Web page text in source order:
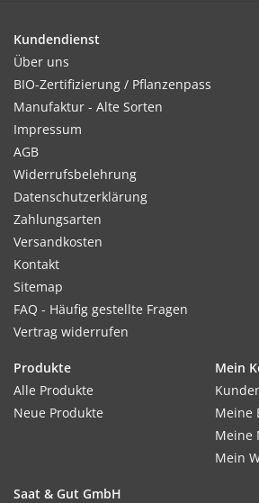
Ernte / Blüte:
Nach 5 – 7 Tagen.
Verwendung:
Sprossen und Keimlinge können sehr
verschiedensten Gerichten und als
Suppen verwendet werden. Ebenfalls
zum Verzieren von Speisen geeignet.
Tipp:
Geschmack.
Inhalt:
Kundendienst
Über uns
BIO-Zertifizierung / Pflanzenpass
Manufaktur - Alte Sorten
Impressum
AGB
Widerrufsbelehrung
Datenschutzerklärung
Zahlungsarten
Versandkosten
Kontakt
Sitemap
FAQ - Häufig gestellte Fragen
Vertrag widerrufen
Produkte
Alle Produkte
Neue Produkte
Mein
Meine
Meine
Mein
Saat & Gut GmbH